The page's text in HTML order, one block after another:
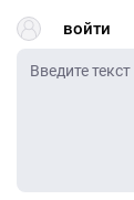
войти